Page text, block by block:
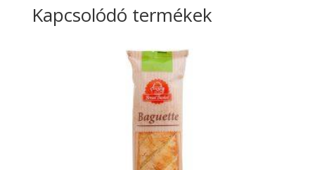
Kapcsolódó termékek